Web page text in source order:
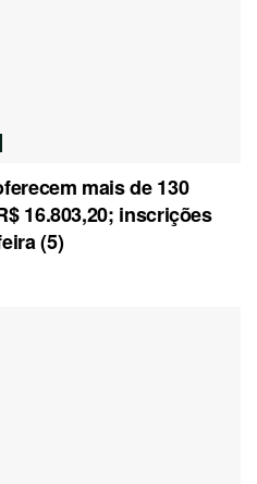
mais de 130
16.803,20; inscrições
(5)